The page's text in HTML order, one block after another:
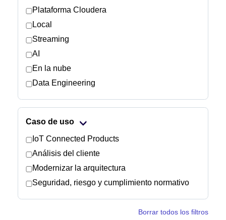
Sanidad
Educación
Sala de prensa
Plataforma Cloudera
Local
Streaming
AI
En la nube
Data Engineering
Caso de uso
IoT Connected Products
Análisis del cliente
Modernizar la arquitectura
Seguridad, riesgo y cumplimiento normativo
Borrar todos los filtros